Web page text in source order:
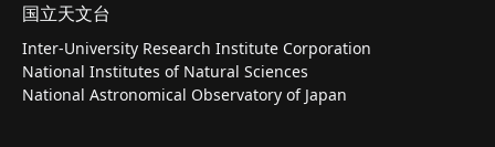
国立天文台
Inter-University Research Institute Corporation
National Institutes of Natural Sciences
National Astronomical Observatory of Japan